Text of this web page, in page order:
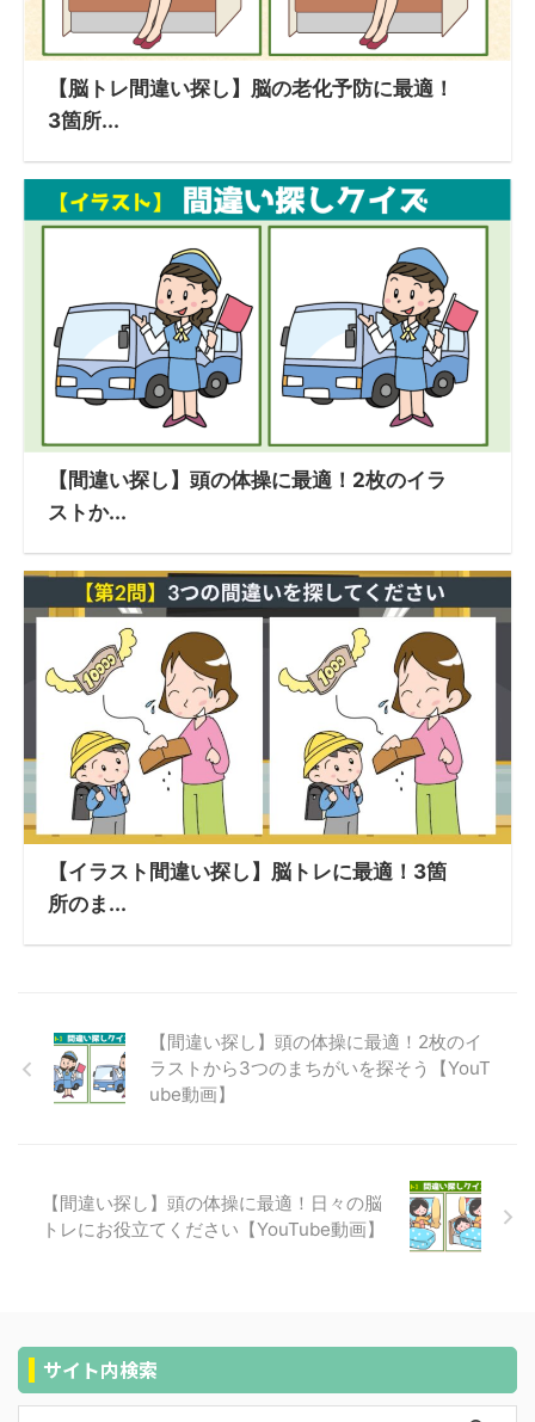
【脳トレ間違い探し】脳の老化予防に最適！
3箇所...
【間違い探し】頭の体操に最適！2枚のイラ
ストか...
【イラスト間違い探し】脳トレに最適！3箇
所のま...
【間違い探し】頭の体操に最適！2枚のイ
ラストから3つのまちがいを探そう【YouT
ube動画】
【間違い探し】頭の体操に最適！日々の脳
トレにお役立てください【YouTube動画】
サイト内検索